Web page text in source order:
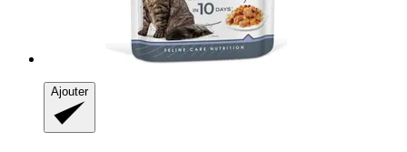
Ajouter